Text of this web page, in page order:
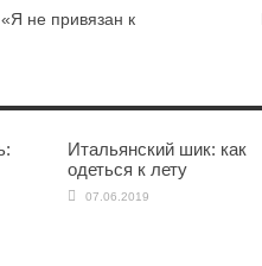
не привязан к
Итальянский шик: как
одеться к лету
07.06.2019